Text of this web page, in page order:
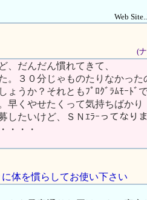
Web Site..
(
、だんだん慣れてきて、
。３０分じゃものたりなかった
うか？それともﾌﾟﾛｸﾞﾗﾑﾓｰﾄﾞで
早くやせたくって気持ちばかり
したいけど、ＳＮｴﾗｰってなりま
・・・
体を慣らしてお使い下さい